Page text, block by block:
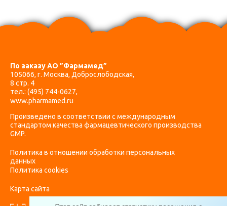
По заказу АО ”Фармамед”
105066, г. Москва, Доброслободская,
8 стр. 4
тел.: (495) 744-0627,
www.pharmamed.ru
Произведено в соответствии с международным
стандартом качества фармацевтического производства
GMP.
Политика в отношении обработки персональных
данных
Политика cookies
Карта сайта